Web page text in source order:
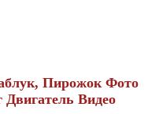
Пирожок Фото
Видео